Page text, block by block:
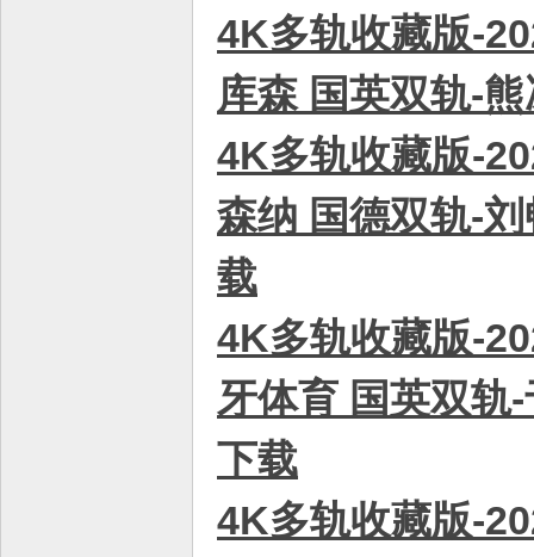
4K多轨收藏版-
库森 国英双轨-
4K多轨收藏版-
森纳 国德双轨-
载
4K多轨收藏版-
牙体育 国英双轨
下载
4K多轨收藏版-